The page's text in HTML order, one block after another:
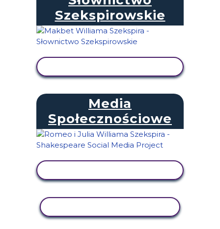
Szekspirowskie
Media
Społecznościowe